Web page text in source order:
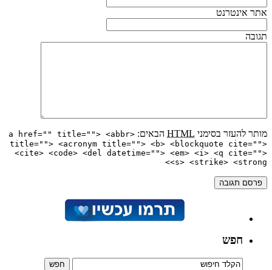
אתר אינטרנט
תגובה
מותר להעזר בסימני HTML הבאים:
<a href="" title=""> <abbr
title=""> <acronym title=""> <b> <blockquote cite="">
<cite> <code> <del datetime=""> <em> <i> <q cite="">
<s> <strike> <strong>
חפש